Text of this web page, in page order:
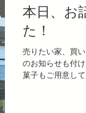
本日、お
た！
売りたい家、買
のお知らせも付
菓子もご用意し